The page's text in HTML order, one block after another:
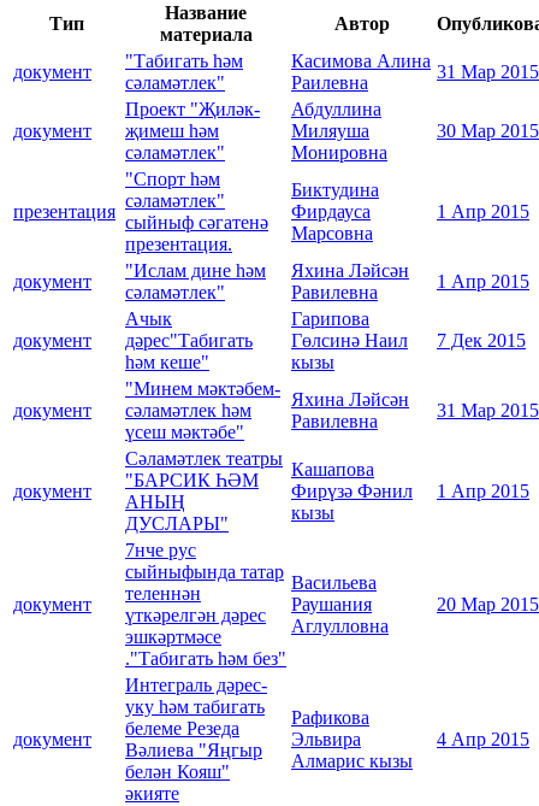
Тип
Название
материала
Автор
документ
"Табигать һәм
сәламәтлек"
Касимова Алина
Раилевна
31 Мар 2015
документ
Проект "Җиләк-
җимеш һәм
сәламәтлек"
Абдуллина
Миляуша
Монировна
30 Мар 2015
презентация
"Спорт һәм
сәламәтлек"
сыйныф сәгатенә
презентация.
Биктудина
Фирдауса
Марсовна
1 Апр 2015
документ
"Ислам дине һәм
сәламәтлек"
Яхина Ләйсән
Равилевна
1 Апр 2015
документ
Ачык
дәрес"Табигать
һәм кеше"
Гарипова
Гөлсинә Наил
кызы
7 Дек 2015
документ
"Минем мәктәбем-
сәламәтлек һәм
үсеш мәктәбе"
Яхина Ләйсән
Равилевна
31 Мар 2015
документ
Сәламәтлек театры
"БАРСИК ҺӘМ
АНЫҢ
ДУСЛАРЫ"
Кашапова
Фирүзә Фәнил
кызы
1 Апр 2015
документ
7нче рус
сыйныфында татар
теленнән
үткәрелгән дәрес
эшкәртмәсе
."Табигать һәм без"
Васильева
Раушания
Аглулловна
20 Мар 2015
документ
Интеграль дәрес-
уку һәм табигать
белеме Резеда
Вәлиева "Яңгыр
белән Кояш"
әкияте
Рафикова
Эльвира
Алмарис кызы
4 Апр 2015